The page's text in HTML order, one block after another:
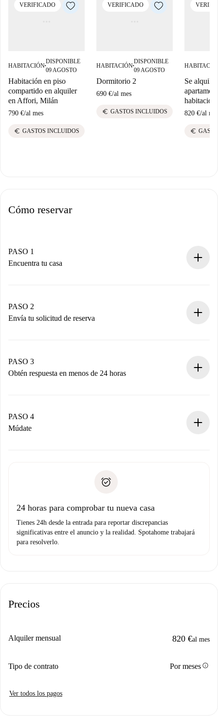
VERIFICADO
HABITACIÓN■
DISPONIBLE
09 AGOSTO
Habitación en piso
compartido en alquiler
en Affori, Milán
790 €/al mes
euro GASTOS INCLUIDOS
VERIFICADO
HABITACIÓN■
DISPONIBLE
09 AGOSTO
Dormitorio 2
690 €/al mes
euro GASTOS INCLUIDOS
Se alquila
820 €/al
euro
Cómo reservar
PASO 1
Encuentra tu casa
Tienes toda la información necesaria por adelantado.
PASO 2
Envía tu solicitud de reserva
propietario acepte.
PASO 3
Obtén respuesta en menos de 24 horas
contacto con el propietario.
Si es rechazada: No te haremos ningún cargo y te
Prueba de solvencia
PASO 4
Múdate
no nos comunicas ningún problema.
24 horas para comprobar tu nueva casa
Tienes 24h desde la entrada para reportar discrepancias
significativas entre el anuncio y la realidad. Spotahome trabajará
para resolverlo.
Precios
Alquiler mensual 820 €al mes
Tipo de contrato Por mesesinfo
Ver todos los pagos